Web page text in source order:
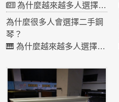
以繼續使用。
這也是為什麼中古鋼琴市場
一直存在。
如果家中有不用的鋼琴，也
為什麼越來越多人選擇二手鋼琴？
為什麼很多人會選擇二手鋼
琴？
🎹 為什麼越來越多人選擇二
很多家長在幫孩子找鋼琴
時，都會問一個問題：
要買新的，還是二手鋼琴？